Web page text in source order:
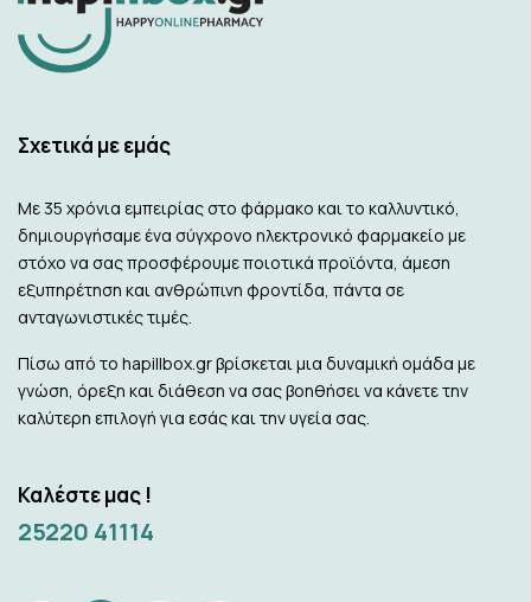
Σχετικά με εμάς
Με 35 χρόνια εμπειρίας στο φάρμακο και το καλλυντικό,
δημιουργήσαμε ένα σύγχρονο ηλεκτρονικό φαρμακείο με
στόχο να σας προσφέρουμε ποιοτικά προϊόντα, άμεση
εξυπηρέτηση και ανθρώπινη φροντίδα, πάντα σε
ανταγωνιστικές τιμές.
Πίσω από το hapillbox.gr βρίσκεται μια δυναμική ομάδα με
γνώση, όρεξη και διάθεση να σας βοηθήσει να κάνετε την
καλύτερη επιλογή για εσάς και την υγεία σας.
Καλέστε μας !
25220 41114